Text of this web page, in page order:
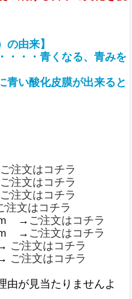
由来】
・・・青くなる、青みを
青い酸化皮膜が出来ると
ご注文はコチラ
ご注文はコチラ
ご注文はコチラ
注文はコチラ
ｍ → ご注文はコチラ
ｍ → ご注文はコチラ
ご注文はコチラ
ご注文はコチラ
由が見当たりませんよ